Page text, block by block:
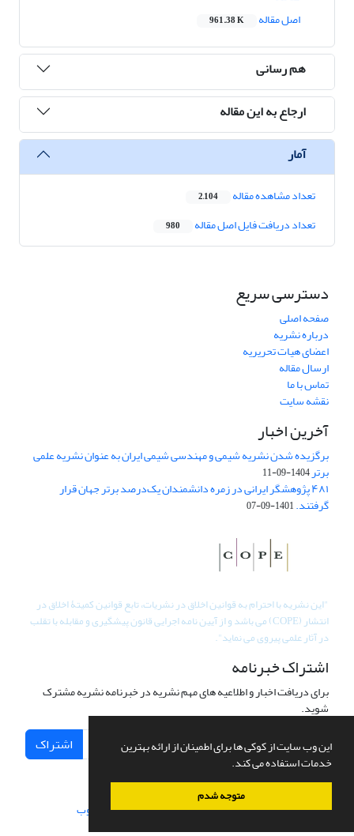
این وب سایت از کوکی ها برای اطمینان از ارائه بهترین
خدمات استفاده می کند.
متوجه شدم
اصل مقاله
961.38 K
هم رسانی
ارجاع به این مقاله
آمار
تعداد مشاهده مقاله 2,104
تعداد دریافت فایل اصل مقاله 980
دسترسی سریع
صفحه اصلی
درباره نشریه
اعضای هیات تحریریه
ارسال مقاله
تماس با ما
نقشه سایت
آخرین اخبار
برگزیده شدن نشریه شیمی و مهندسی شیمی ایران به عنوان نشریه علمی
برتر1404-09-11
۴۸۱ پژوهشگر ایرانی در زمره دانشمندان یک‌درصد برتر جهان قرار
گرفتند.1401-09-07
"این نشریه با احترام به قوانین اخلاق در نشریات، تابع قوانین کمیتۀ اخلاق در
انتشار (COPE) می باشد و از آیین نامه اجرایی قانون پیشگیری و مقابله با تقلب
در آثار علمی پیروی می نماید".
اشتراک خبرنامه
برای دریافت اخبار و اطلاعیه های مهم نشریه در خبرنامه نشریه مشترک
شوید.
اشتراک
سامانه مدیریت نشریات علمی.طراحی و پیاده سازی از سیناوب